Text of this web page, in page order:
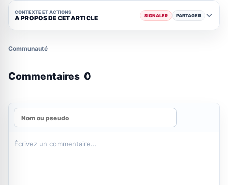
CONTEXTE ET ACTIONS
A PROPOS DE CET ARTICLE SIGNALER PARTAGER
Communauté
Commentaires 0